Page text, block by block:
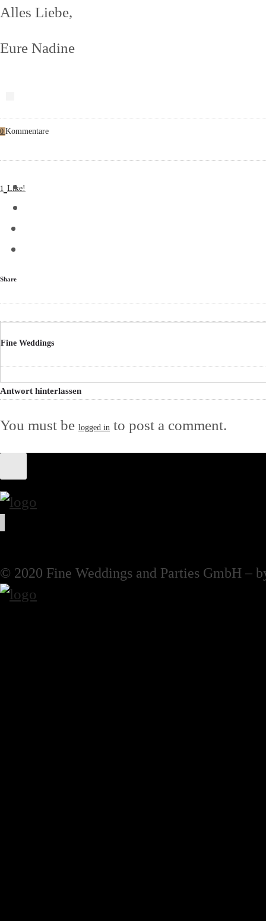
Alles Liebe,
Eure Nadine
0 Kommentare
1 Like!
Share
Fine Weddings
Antwort hinterlassen
You must be logged in to post a comment.
© 2020 Fine Weddings and Parties GmbH –